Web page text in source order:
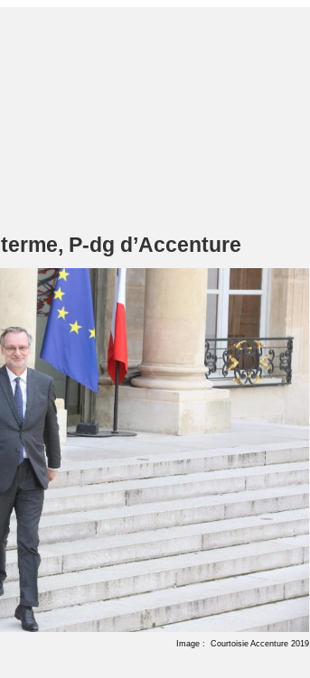
P-dg d’Accenture
Image : Courtoisie Accenture 2019